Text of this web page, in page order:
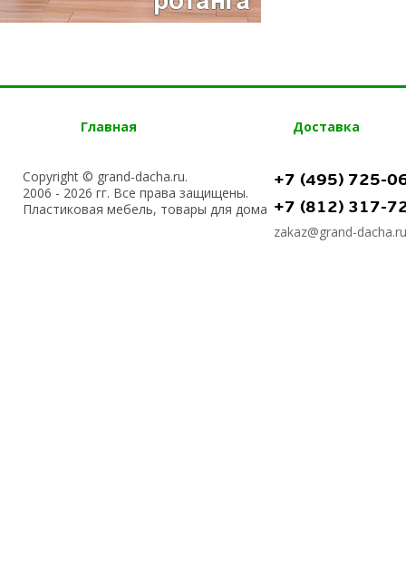
Главная Доставка
Copyright © grand-dacha.ru.
2006 - 2026 гг. Все права защищены.
Пластиковая мебель, товары для дома
+7 (495) 725-
+7 (812) 317-
zakaz@grand-dacha.ru